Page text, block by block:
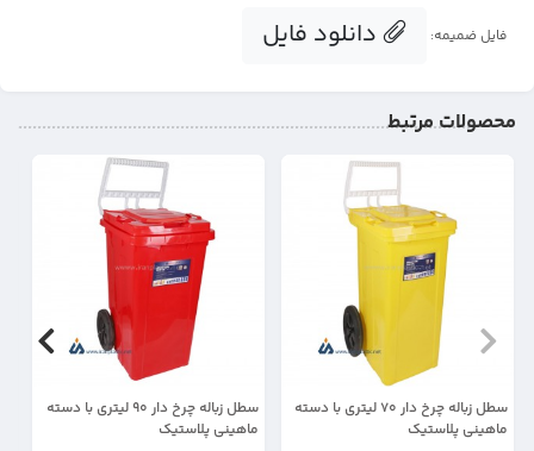
فایل ضمیمه: دانلود فایل
محصولات مرتبط
سطل زباله چرخ دار 70 لیتری با دسته
ماهینی پلاستیک
سطل زباله چرخ دار 90 لیتری با دسته
ماهینی پلاستیک